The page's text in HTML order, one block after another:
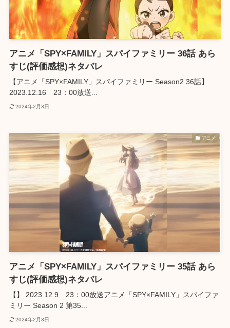
アニメ「SPY×FAMILY」スパイファミリー 36話 あら
すじ(評価感想)ネタバレ
【アニメ「SPY×FAMILY」スパイファミリー Season2 36話】
2023.12.16 23：00放送...
2024年2月3日
アニメ
アニメ「SPY×FAMILY」スパイファミリー 35話 あら
すじ(評価感想)ネタバレ
【】 2023.12.9 23：00放送アニメ「SPY×FAMILY」スパイファ
ミリー Season 2 第35...
2024年2月3日